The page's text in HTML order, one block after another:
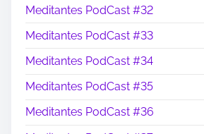
Meditantes PodCast #32
Meditantes PodCast #33
Meditantes PodCast #34
Meditantes PodCast #35
Meditantes PodCast #36